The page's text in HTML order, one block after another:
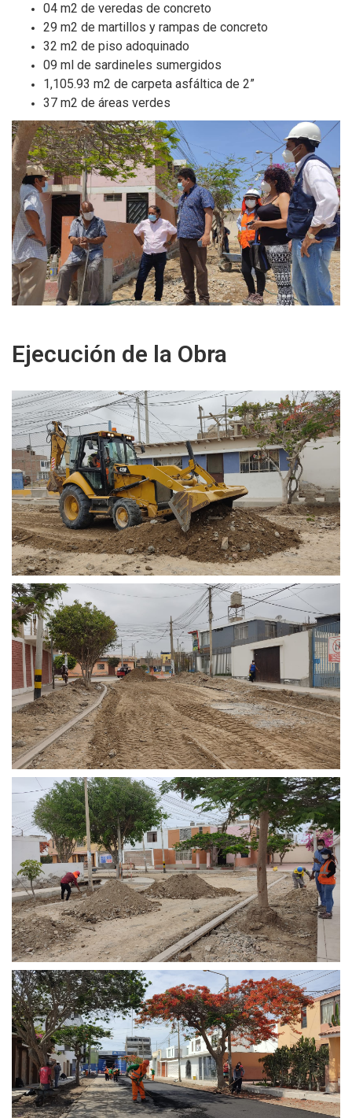
04 m2 de veredas de concreto
29 m2 de martillos y rampas de concreto
32 m2 de piso adoquinado
09 ml de sardineles sumergidos
1,105.93 m2 de carpeta asfáltica de 2”
37 m2 de áreas verdes
Ejecución de la Obra